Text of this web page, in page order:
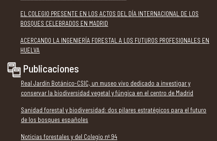
EL COLEGIO PRESENTE EN LOS ACTOS DEL DÍA INTERNACIONAL DE LOS
BOSQUES CELEBRADOS EN MADRID
ACERCANDO LA INGENIERÍA FORESTAL A LOS FUTUROS PROFESIONALES EN
HUELVA
Publicaciones
Real Jardín Botánico-CSIC, un museo vivo dedicado a investigar y
conservar la biodiversidad vegetal y fúngica en el centro de Madrid
Sanidad forestal y biodiversidad: dos pilares estratégicos para el futuro
de los bosques españoles
Noticias forestales y del Colegio nº 94